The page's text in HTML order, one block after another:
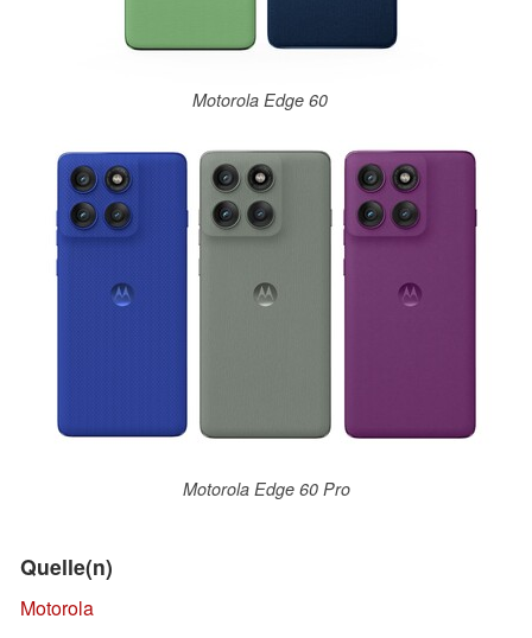
Motorola Edge 60
Motorola Edge 60 Pro
Quelle(n)
Motorola